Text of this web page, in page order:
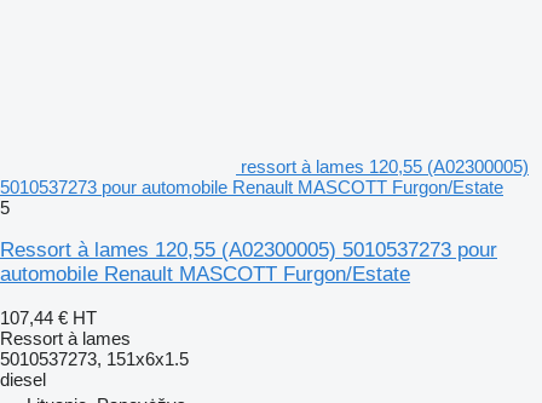
ressort à lames 120,55 (A02300005)
5010537273 pour automobile Renault MASCOTT Furgon/Estate
5
Ressort à lames 120,55 (A02300005) 5010537273 pour
automobile Renault MASCOTT Furgon/Estate
107,44 € HT
Ressort à lames
5010537273, 151x6x1.5
diesel